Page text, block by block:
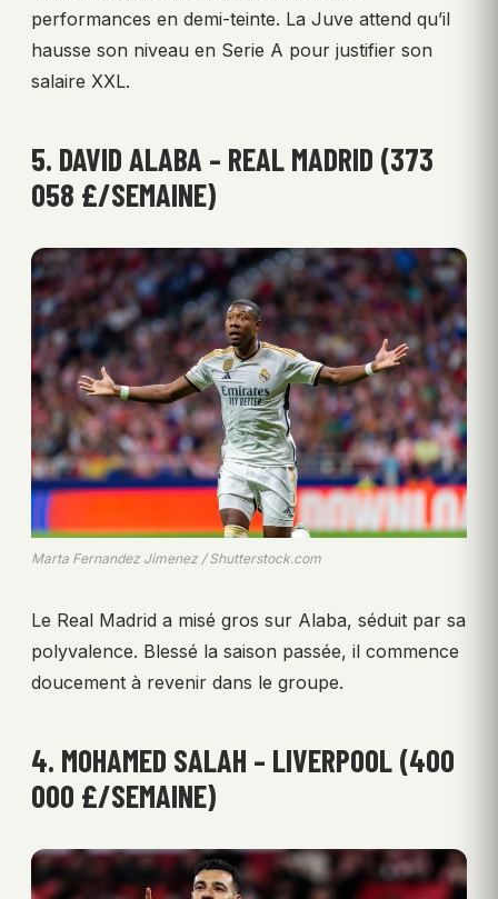
performances en demi-teinte. La Juve attend qu’il
hausse son niveau en Serie A pour justifier son
salaire XXL.
5. DAVID ALABA – REAL MADRID (373
058 £/SEMAINE)
Marta Fernandez Jimenez / Shutterstock.com
Le Real Madrid a misé gros sur Alaba, séduit par sa
polyvalence. Blessé la saison passée, il commence
doucement à revenir dans le groupe.
4. MOHAMED SALAH – LIVERPOOL (400
000 £/SEMAINE)